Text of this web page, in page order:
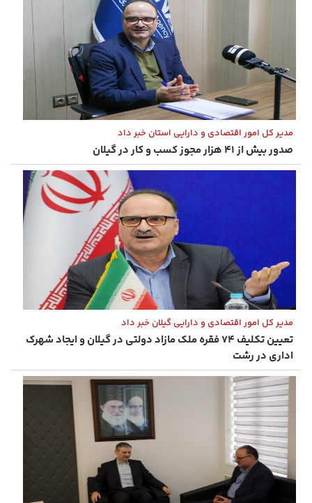
مدیر کل امور اقتصادی و دارایی استان خبر داد
صدور بیش از ۴۱ هزار مجوز کسب و کار در گیلان
مدیر کل امور اقتصادی و دارایی گیلان خبر داد
تعیین تکلیف ۷۴ فقره ملک مازاد دولتی در گیلان و ایجاد شهرک
اداری در رشت